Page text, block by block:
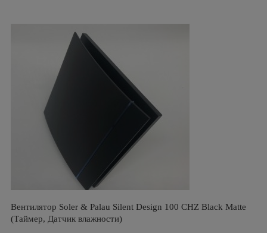
Вентилятор Soler & Palau Silent Design 100 CHZ Black Matte
(Таймер, Датчик влажности)